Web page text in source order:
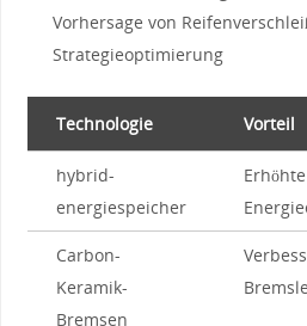
Vorhersage ‌von⁤
Strategieoptimierung
Technologie Vorteil
hybrid-
energiespeicher
Erhöhte
Carbon-
Keramik-
Bremsen